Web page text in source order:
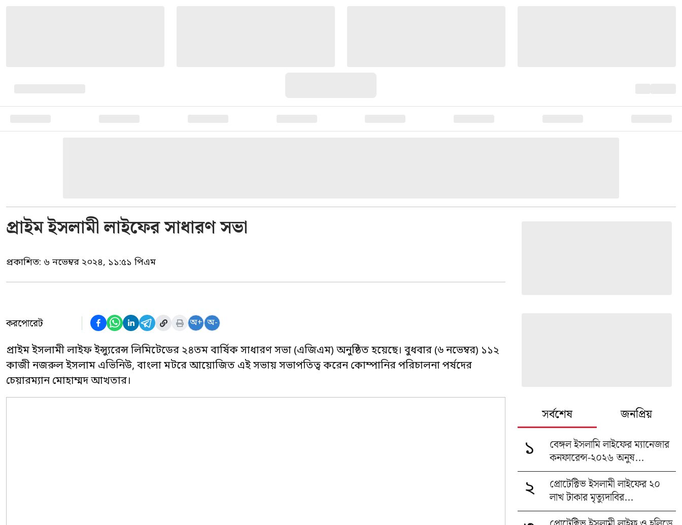
প্রাইম ইসলামী লাইফের সাধারণ সভা
প্রকাশিত: ৬ নভেম্বর ২০২৪, ১১:৫১ পিএম
করপোরেট অ+ অ-
প্রাইম ইসলামী লাইফ ইন্স্যুরেন্স লিমিটেডের ২৪তম বার্ষিক সাধারণ সভা (এজিএম) অনুষ্ঠিত হয়েছে। বুধবার (৬ নভেম্বর) ১১২
কাজী নজরুল ইসলাম এভিনিউ, বাংলা মটরে আয়োজিত এই সভায় সভাপতিত্ব করেন কোম্পানির পরিচালনা পর্ষদের
চেয়ারম্যান মোহাম্মদ আখতার।
সর্বশেষ জনপ্রিয়
১
বেঙ্গল ইসলামি লাইফের ম্যানেজার
কনফারেন্স-২০২৬ অনুষ...
২
প্রোটেক্টিভ ইসলামী লাইফের ২০
লাখ টাকার মৃত্যুদাবির...